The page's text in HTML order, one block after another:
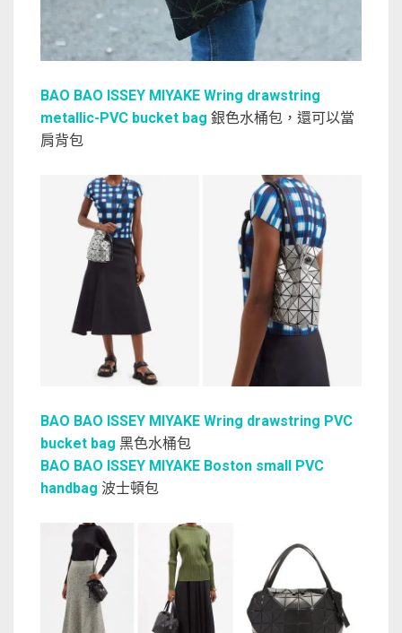
BAO BAO ISSEY MIYAKE Wring drawstring
metallic-PVC bucket bag 銀色水桶包，還可以當
肩背包
BAO BAO ISSEY MIYAKE Wring drawstring PVC
bucket bag 黑色水桶包
BAO BAO ISSEY MIYAKE Boston small PVC
handbag 波士頓包